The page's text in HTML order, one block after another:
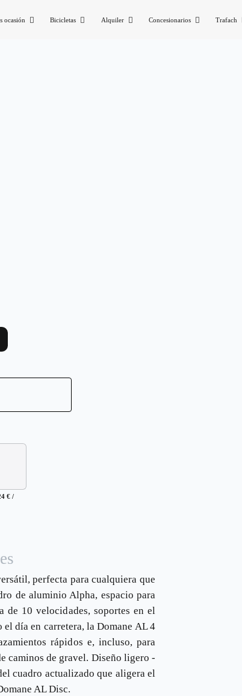
ocasión Bicicletas Alquiler Concesionarios Trafach
€/
perfecta para cualquiera que
de aluminio Alpha, espacio para
de 10 velocidades, soportes en el
día en carretera, la Domane AL 4
rápidos e, incluso, para
caminos de gravel. Diseño ligero -
cuadro actualizado que aligera el
AL Disc.